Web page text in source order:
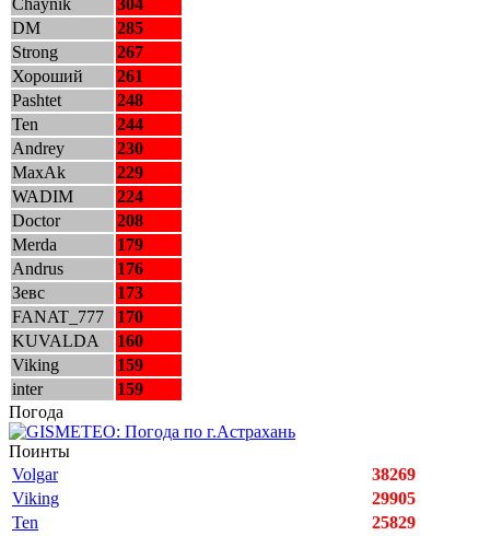
Chaynik
304
DM
285
Strong
267
Хороший
261
Pashtet
248
Ten
244
Andrey
230
MaxAk
229
WADIM
224
Doctor
208
Merda
179
Andrus
176
Зевс
173
FANAT_777
170
KUVALDA
160
Viking
159
inter
159
Погода
Поинты
Volgar
38269
Viking
29905
Ten
25829